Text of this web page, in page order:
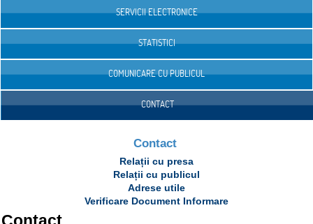
SERVICII ELECTRONICE
STATISTICI
COMUNICARE CU PUBLICUL
CONTACT
Contact
Relații cu presa
Relații cu publicul
Adrese utile
Verificare Document Informare
Contact